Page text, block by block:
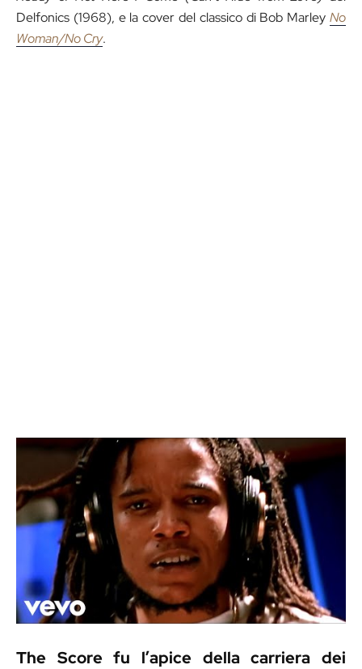
Delfonics (1968), e la cover del classico di Bob Marley No
Woman/No Cry.
The Score fu l’apice della carriera dei